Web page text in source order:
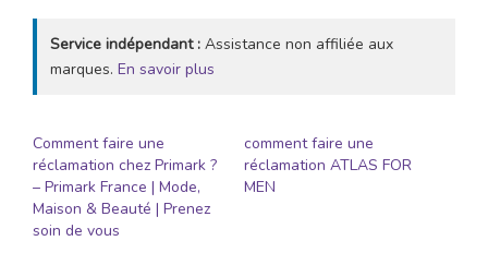
Service indépendant : Assistance non affiliée aux
marques. En savoir plus
Comment faire une
réclamation chez Primark ?
– Primark France | Mode,
Maison & Beauté | Prenez
soin de vous
comment faire une
réclamation ATLAS FOR
MEN